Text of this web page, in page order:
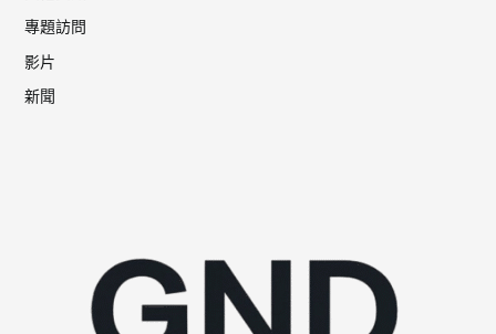
專題訪問
影片
新聞